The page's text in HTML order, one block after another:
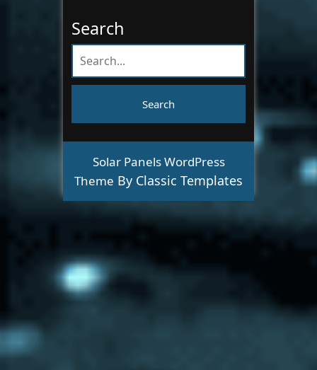
Search
Solar Panels WordPress
Theme By Classic Templates